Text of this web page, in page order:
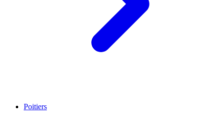
Poitiers